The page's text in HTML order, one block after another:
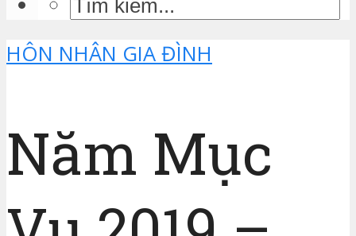
HÔN NHÂN GIA ĐÌNH
Năm Mục